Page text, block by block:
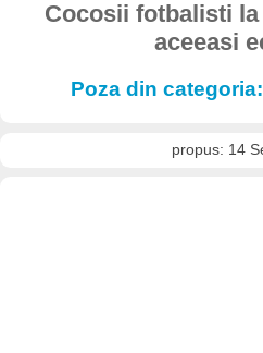
Cocosii fotbalisti
aceeasi
Poza din
propus: 14